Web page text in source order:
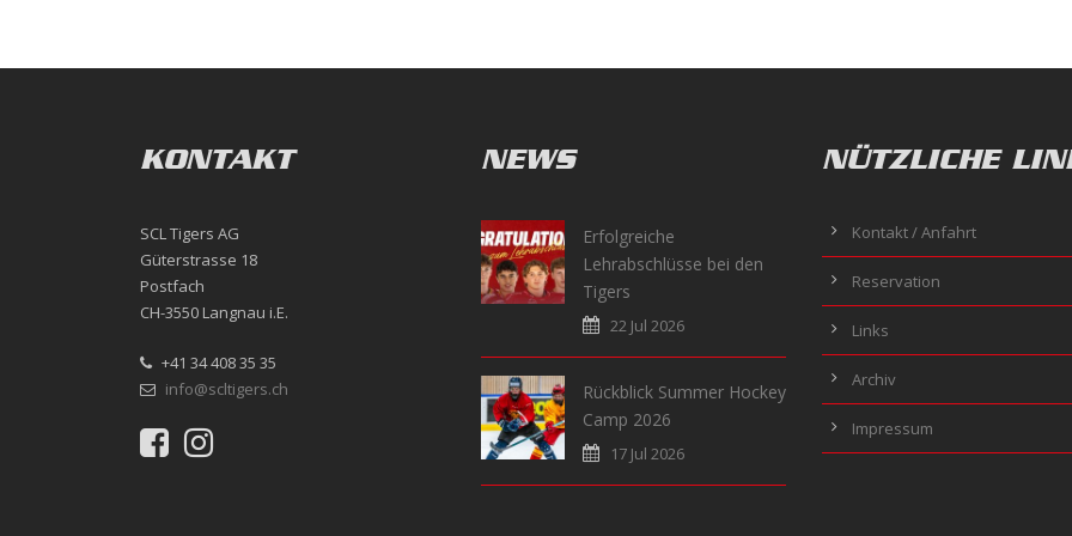
KONTAKT
SCL Tigers AG
Güterstrasse 18
Postfach
CH-3550 Langnau i.E.
+41 34 408 35 35
info@scltigers.ch
NEWS
Erfolgreiche
Lehrabschlüsse bei den
Tigers
22 Jul 2026
Rückblick Summer Hockey
Camp 2026
17 Jul 2026
NÜTZLICHE
Kontakt / Anfahrt
Reservation
Links
Archiv
Impressum